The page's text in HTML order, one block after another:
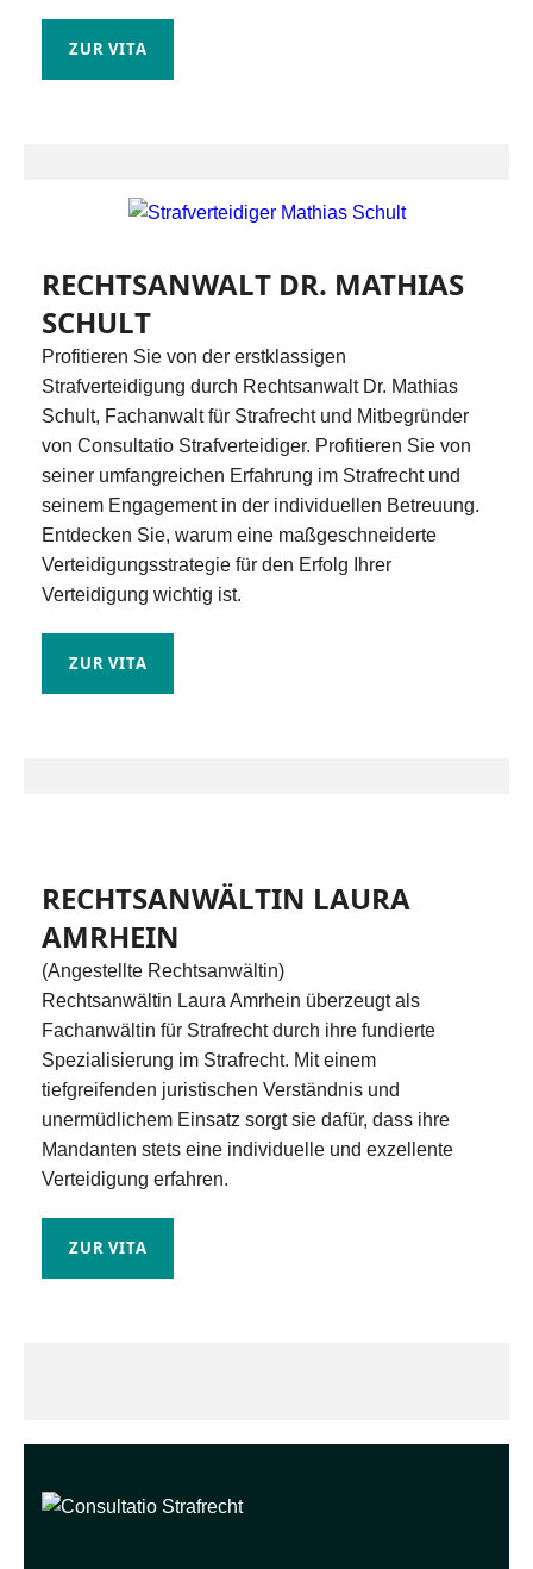
ZUR VITA
RECHTSANWALT DR. MATHIAS
SCHULT
Profitieren Sie von der erstklassigen
Strafverteidigung durch Rechtsanwalt Dr. Mathias
Schult, Fachanwalt für Strafrecht und Mitbegründer
von Consultatio Strafverteidiger. Profitieren Sie von
seiner umfangreichen Erfahrung im Strafrecht und
seinem Engagement in der individuellen Betreuung.
Entdecken Sie, warum eine maßgeschneiderte
Verteidigungsstrategie für den Erfolg Ihrer
Verteidigung wichtig ist.
ZUR VITA
RECHTSANWÄLTIN LAURA
AMRHEIN
(Angestellte Rechtsanwältin)
Rechtsanwältin Laura Amrhein überzeugt als
Fachanwältin für Strafrecht durch ihre fundierte
Spezialisierung im Strafrecht. Mit einem
tiefgreifenden juristischen Verständnis und
unermüdlichem Einsatz sorgt sie dafür, dass ihre
Mandanten stets eine individuelle und exzellente
Verteidigung erfahren.
ZUR VITA